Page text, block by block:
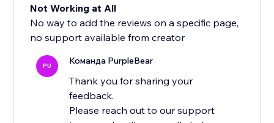
Not Working at All
No way to add the reviews on a specific page,
no support available from creator
PU Команда PurpleBear
Thank you for sharing your
feedback.
Please reach out to our support